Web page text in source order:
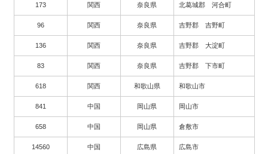
173 関西 奈良県 北葛城郡 河合町
96 関西 奈良県 吉野郡 吉野町
136 関西 奈良県 吉野郡 大淀町
83 関西 奈良県 吉野郡 下市町
618 関西 和歌山県 和歌山市
841 中国 岡山県 岡山市
658 中国 岡山県 倉敷市
14560 中国 広島県 広島市